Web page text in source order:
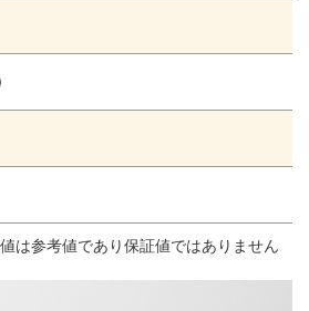
は参考値であり保証値ではありません